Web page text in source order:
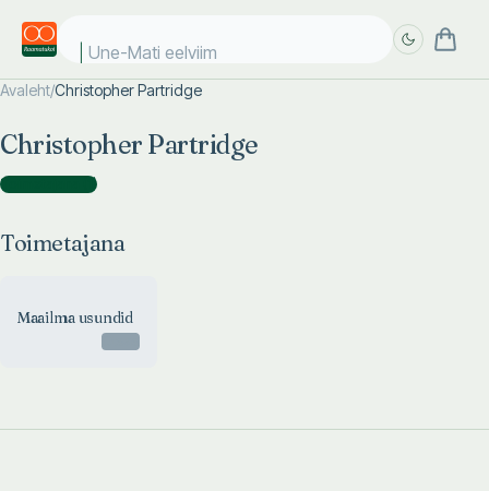
Une-Mati eelviima
Avaleht/Christopher Partridge
Christopher Partridge
Toimetajana )
Toimetajana
Maailma usundid